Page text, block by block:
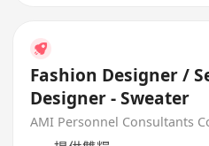
Fashion Designer /
Designer - Sweater
AMI Personnel Consultants